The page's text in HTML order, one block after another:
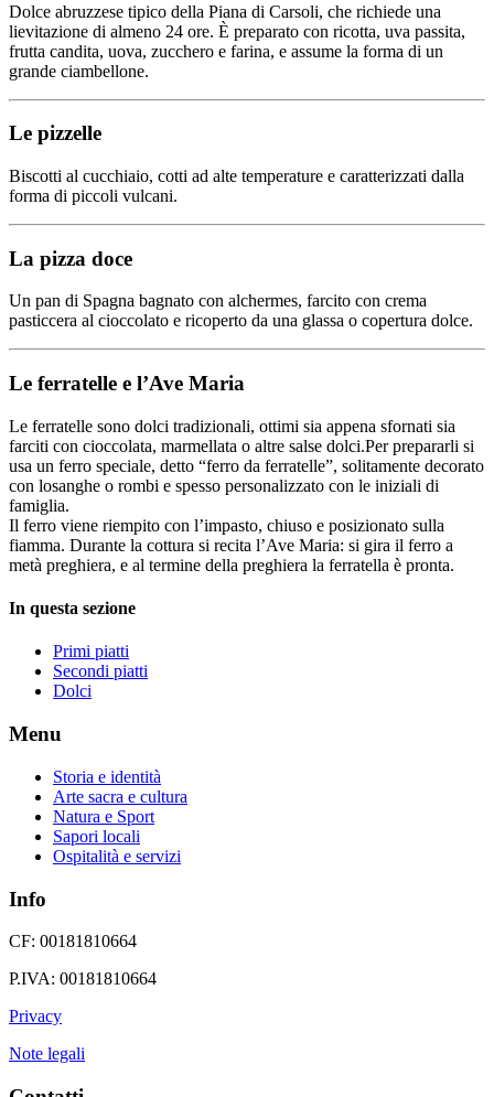
Dolce abruzzese tipico della Piana di Carsoli, che richiede una
lievitazione di almeno 24 ore. È preparato con ricotta, uva passita,
frutta candita, uova, zucchero e farina, e assume la forma di un
grande ciambellone.
Le pizzelle
Biscotti al cucchiaio, cotti ad alte temperature e caratterizzati dalla
forma di piccoli vulcani.
La pizza doce
Un pan di Spagna bagnato con alchermes, farcito con crema
pasticcera al cioccolato e ricoperto da una glassa o copertura dolce.
Le ferratelle e l’Ave Maria
Le ferratelle sono dolci tradizionali, ottimi sia appena sfornati sia
farciti con cioccolata, marmellata o altre salse dolci.Per prepararli si
usa un ferro speciale, detto “ferro da ferratelle”, solitamente decorato
con losanghe o rombi e spesso personalizzato con le iniziali di
famiglia.
Il ferro viene riempito con l’impasto, chiuso e posizionato sulla
fiamma. Durante la cottura si recita l’Ave Maria: si gira il ferro a
metà preghiera, e al termine della preghiera la ferratella è pronta.
In questa sezione
Primi piatti
Secondi piatti
Dolci
Menu
Storia e identità
Arte sacra e cultura
Natura e Sport
Sapori locali
Ospitalità e servizi
Info
CF: 00181810664
P.IVA: 00181810664
Privacy
Note legali